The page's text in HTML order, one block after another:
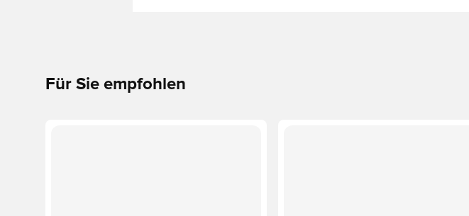
Für Sie empfohlen